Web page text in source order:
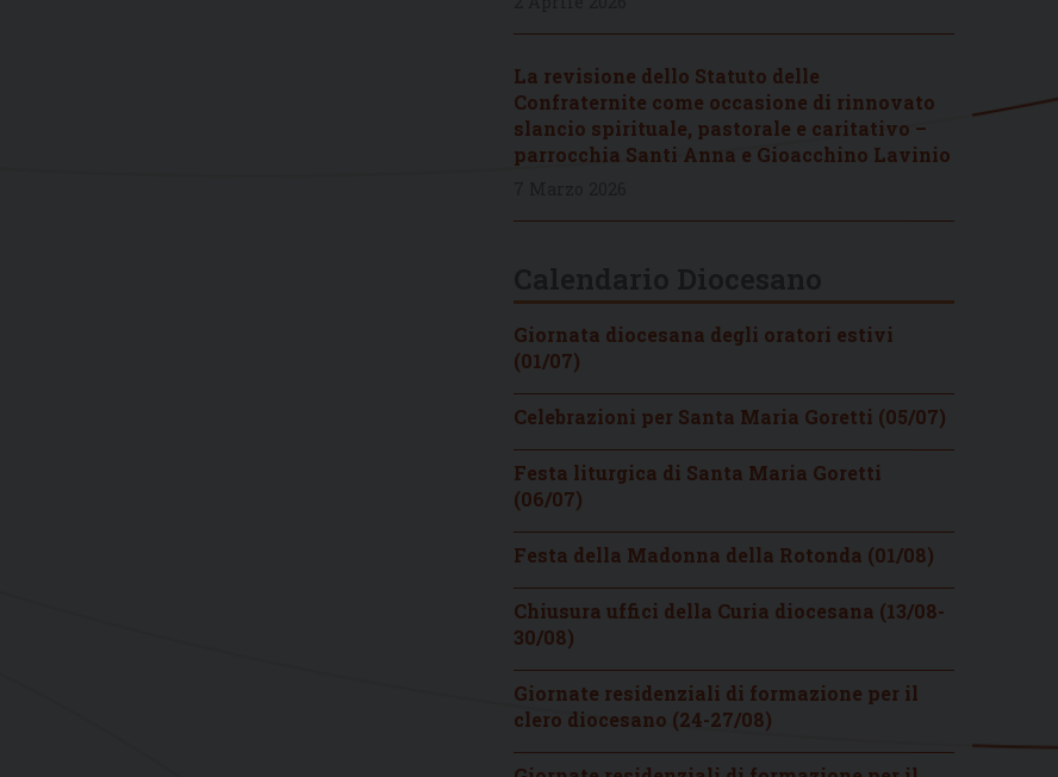
La revisione dello Statuto delle
Confraternite come occasione di rinnovato
slancio spirituale, pastorale e caritativo –
parrocchia Santi Anna e Gioacchino Lavinio
Giornata diocesana degli oratori estivi
(01/07)
Celebrazioni per Santa Maria Goretti (05/07)
Festa liturgica di Santa Maria Goretti
(06/07)
Festa della Madonna della Rotonda (01/08)
Chiusura uffici della Curia diocesana (13/08-
30/08)
Giornate residenziali di formazione per il
clero diocesano (24-27/08)